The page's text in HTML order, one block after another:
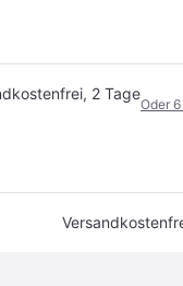
, 2 Tage
Oder